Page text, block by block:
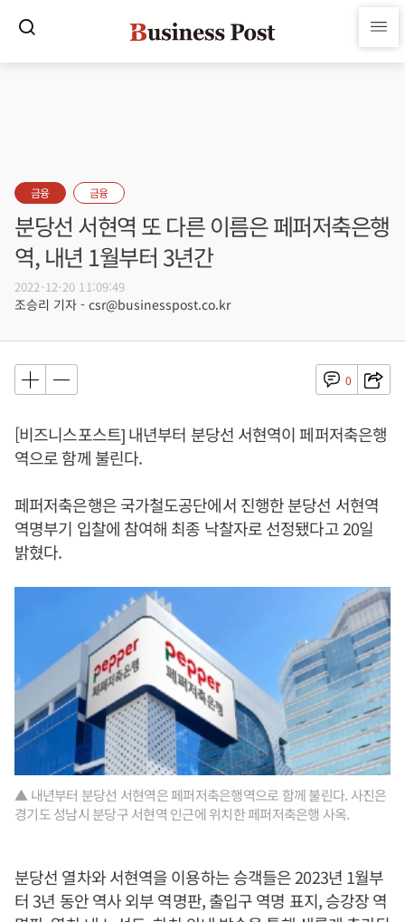
금융 금융
분당선 서현역 또 다른 이름은 페퍼저축은행
역, 내년 1월부터 3년간
2022-12-20 11:09:49
조승리 기자 - csr@businesspost.co.kr
0
[비즈니스포스트] 내년부터 분당선 서현역이 페퍼저축은행
역으로 함께 불린다.
페퍼저축은행은 국가철도공단에서 진행한 분당선 서현역
역명부기 입찰에 참여해 최종 낙찰자로 선정됐다고 20일
밝혔다.
▲ 내년부터 분당선 서현역은 페퍼저축은행역으로 함께 불린다. 사진은
경기도 성남시 분당구 서현역 인근에 위치한 페퍼저축은행 사옥.
분당선 열차와 서현역을 이용하는 승객들은 2023년 1월부
터 3년 동안 역사 외부 역명판, 출입구 역명 표지, 승강장 역